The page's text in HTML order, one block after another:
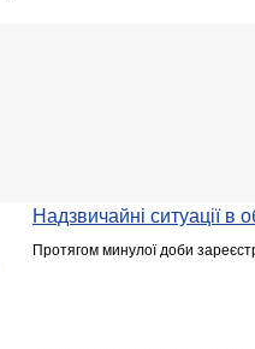
Надзвичайні ситуації в
Протягом минулої доби